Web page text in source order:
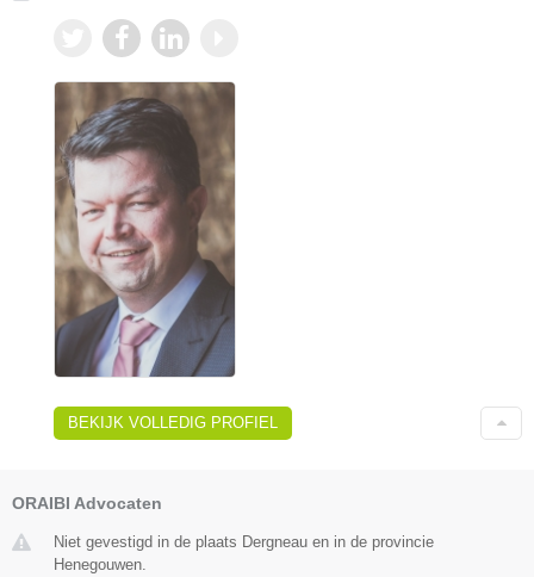
BEKIJK VOLLEDIG PROFIEL
ORAIBI Advocaten
Niet gevestigd in de plaats Dergneau en in de provincie
Henegouwen.